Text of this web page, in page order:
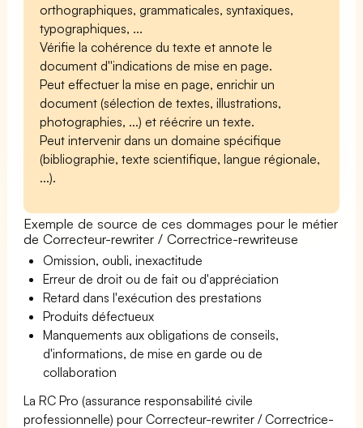
orthographiques, grammaticales, syntaxiques,
typographiques, ...
Vérifie la cohérence du texte et annote le
document d''indications de mise en page.
Peut effectuer la mise en page, enrichir un
document (sélection de textes, illustrations,
photographies, ...) et réécrire un texte.
Peut intervenir dans un domaine spécifique
(bibliographie, texte scientifique, langue régionale,
...).
Exemple de source de ces dommages pour le métier
de Correcteur-rewriter / Correctrice-rewriteuse
Omission, oubli, inexactitude
Erreur de droit ou de fait ou d'appréciation
Retard dans l'exécution des prestations
Produits défectueux
Manquements aux obligations de conseils,
d'informations, de mise en garde ou de
collaboration
La RC Pro (assurance responsabilité civile
professionnelle) pour Correcteur-rewriter / Correctrice-